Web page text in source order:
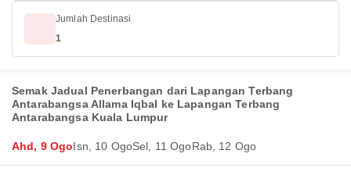
Jumlah Destinasi
1
Semak Jadual Penerbangan dari Lapangan Terbang
Antarabangsa Allama Iqbal ke Lapangan Terbang
Antarabangsa Kuala Lumpur
Ahd, 9 OgoIsn, 10 OgoSel, 11 OgoRab, 12 Ogo